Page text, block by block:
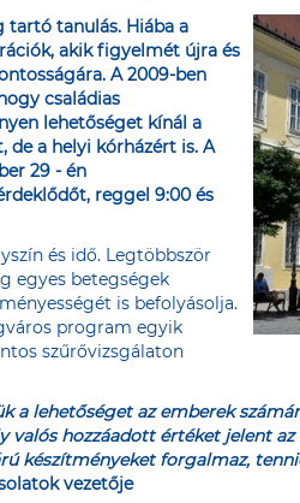
tartó tanulás. Hiába a
akik figyelmét újra és
A 2009-ben
családias
lehetőséget kínál a
de a helyi kórházért is. A
29 - én
reggel 9:00 és
és idő. Legtöbbször
egyes betegségek
is befolyásolja.
program egyik
szűrővizsgálaton
lehetőséget az emberek
hozzáadott értéket jelent az
készítményeket forgalmaz,
vezetője